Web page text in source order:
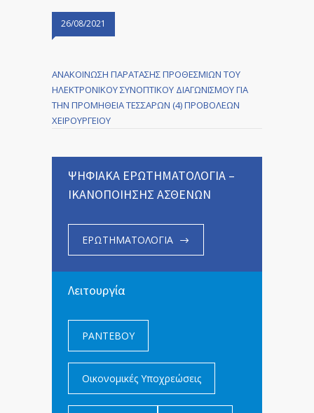
26/08/2021
ΑΝΑΚΟΙΝΩΣΗ ΠΑΡΑΤΑΣΗΣ ΠΡΟΘΕΣΜΙΩΝ ΤΟΥ
ΗΛΕΚΤΡΟΝΙΚΟΥ ΣΥΝΟΠΤΙΚΟΥ ΔΙΑΓΩΝΙΣΜΟΥ ΓΙΑ
ΤΗΝ ΠΡΟΜΗΘΕΙΑ ΤΕΣΣΑΡΩΝ (4) ΠΡΟΒΟΛΕΩΝ
ΧΕΙΡΟΥΡΓΕΙΟΥ
ΨΗΦΙΑΚΑ ΕΡΩΤΗΜΑΤΟΛΟΓΙΑ –
ΙΚΑΝΟΠΟΙΗΣΗΣ ΑΣΘΕΝΩΝ
ΕΡΩΤΗΜΑΤΟΛΟΓΙΑ
Λειτουργία
ΡΑΝΤΕΒΟΥ
Οικονομικές Υποχρεώσεις